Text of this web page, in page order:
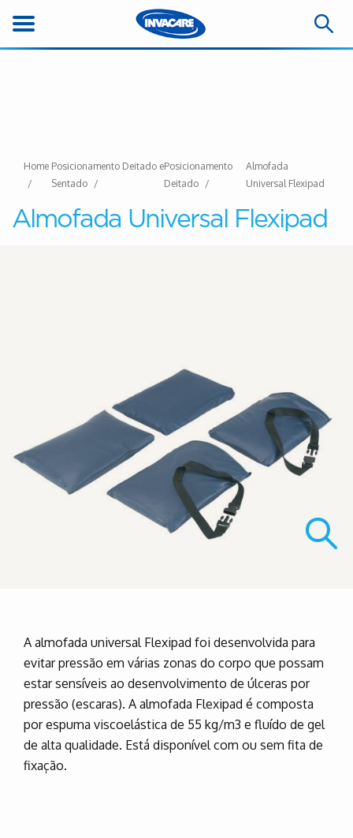
Home Posicionamento Deitado e
Sentado
Posicionamento
Deitado
Almofada
Universal Flexipad
Almofada Universal Flexipad
A almofada universal Flexipad foi desenvolvida para
evitar pressão em várias zonas do corpo que possam
estar sensíveis ao desenvolvimento de úlceras por
pressão (escaras). A almofada Flexipad é composta
por espuma viscoelástica de 55 kg/m3 e fluído de gel
de alta qualidade. Está disponível com ou sem fita de
fixação.